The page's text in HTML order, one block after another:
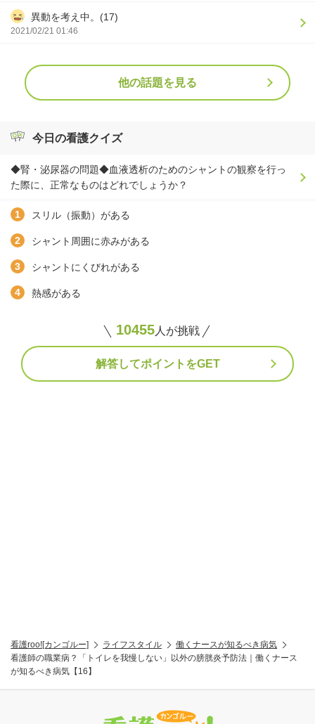
異動を考え中。(17)
2021/02/21 01:46
他の話題を見る
今日の看護クイズ
◆腎・泌尿器の問題◆血液透析のためのシャントの観察を行っ
た際に、正常なものはどれでしょうか？
スリル（振動）がある
シャント周囲に赤みがある
シャントにくびれがある
熱感がある
10455人が挑戦
解答してポイントをGET
看護roo![カンゴルー] ライフスタイル
働くナースが知るべき病気
看護師の職業病？「トイレを我慢しない」以外の膀胱炎予防法｜働くナース
が知るべき病気【16】